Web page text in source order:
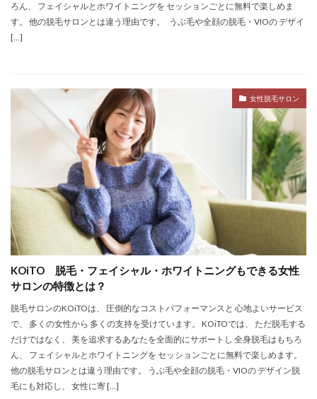
ろん、 フェイシャルとホワイトニングを セッションごとに無料で楽しめま
す。 他の脱毛サロンとは違う理由です。 うぶ毛や全顔の脱毛・VIOの デザイ
[…]
女性脱毛サロン
KOiTO 脱毛・フェイシャル・ホワイトニングもできる女性
サロンの特徴とは？
脱毛サロンのKOiTOは、 圧倒的なコストパフォーマンスと 心地よいサービス
で、 多くの女性から 多くの支持を受けています。 KOiTOでは、 ただ脱毛する
だけではなく、 美を追求するあなたを全面的にサポートし 全身脱毛はもちろ
ん、 フェイシャルとホワイトニングを セッションごとに無料で楽しめます。
他の脱毛サロンとは違う理由です。 うぶ毛や全顔の脱毛・VIOの デザイン脱
毛にも対応し、 女性に寄 […]